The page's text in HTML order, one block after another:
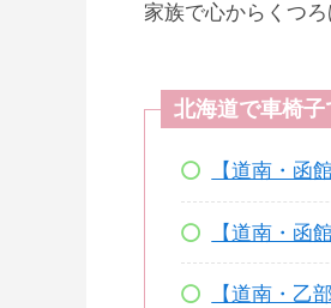
家族で心からくつ
北海道で車椅
【道南・函
【道南・函
【道南・乙